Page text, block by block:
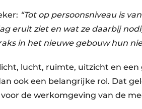
“Tot op persoonsniveau is
eruit ziet en wat ze daarbij
in het nieuwe gebouw hun
lucht, ruimte, uitzicht en
ook een belangrijke rol. Dat
de werkomgeving van de